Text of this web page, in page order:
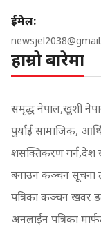
ईमेल:
हाम्रो बारेमा
समृद्ध नेपाल,खुशी
पुर्याई सामाजिक,
शसक्तिकरण गर्न,देश र
बनाउन कञ्चन सूचना
पत्रिका कञ्चन खवर
अनलाईन पत्रिका